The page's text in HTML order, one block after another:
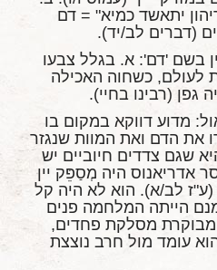
יתאשד כמיא" = דם
(דברים לב/יד).
בשם 'דם': א. בגלל צבעו
לעולם, כשחוה האכילה
(רבינו בחיי).
מדוע דווקא במקום בו
את הדם ואת המוות שנגזר
שגם צדדים חיוביים יש
אדריאנוס היה מְסַפֵּק יין
לב/א). הוא לא היה קל
הייתה המלחמה פנים
מבוקרת מסלקת פחדים,
עומד מול חרב נוצצת